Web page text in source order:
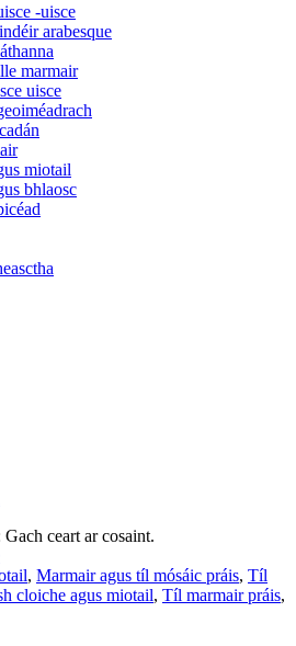
-uisce
arabesque
marmair
uisce
miotail
bhlaosc
ceart ar cosaint.
, Marmair agus tíl mósáic práis, Tíl
cloiche agus miotail, Tíl marmair práis,